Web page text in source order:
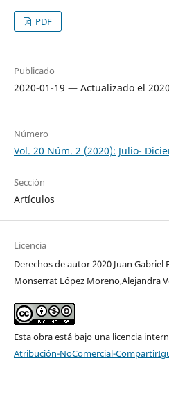
PDF
Publicado
2020-01-19 — Actualizado el
Número
Vol. 20 Núm. 2 (2020): Julio-
Sección
Artículos
Licencia
Derechos de autor 2020 Juan
Monserrat López Moreno,Alejandra
Esta obra está bajo una licencia
Atribución-NoComercial-